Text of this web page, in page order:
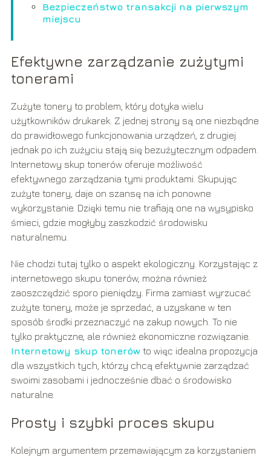
Bezpieczeństwo transakcji na pierwszym
miejscu
Efektywne zarządzanie zużytymi
tonerami
Zużyte tonery to problem, który dotyka wielu
użytkowników drukarek. Z jednej strony są one niezbędne
do prawidłowego funkcjonowania urządzeń, z drugiej
jednak po ich zużyciu stają się bezużytecznym odpadem.
Internetowy skup tonerów oferuje możliwość
efektywnego zarządzania tymi produktami. Skupując
zużyte tonery, daje on szansę na ich ponowne
wykorzystanie. Dzięki temu nie trafiają one na wysypisko
śmieci, gdzie mogłyby zaszkodzić środowisku
naturalnemu.
Nie chodzi tutaj tylko o aspekt ekologiczny. Korzystając z
internetowego skupu tonerów, można również
zaoszczędzić sporo pieniędzy. Firma zamiast wyrzucać
zużyte tonery, może je sprzedać, a uzyskane w ten
sposób środki przeznaczyć na zakup nowych. To nie
tylko praktyczne, ale również ekonomiczne rozwiązanie.
Internetowy skup tonerówto więc idealna propozycja
dla wszystkich tych, którzy chcą efektywnie zarządzać
swoimi zasobami i jednocześnie dbać o środowisko
naturalne.
Prosty i szybki proces skupu
Kolejnym argumentem przemawiającym za korzystaniem